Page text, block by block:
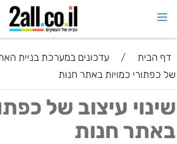
דף הבית / עדכונים במערכת בניית
של כפתורי כמויות באתר חנות
שינוי עיצוב של
באתר חנות